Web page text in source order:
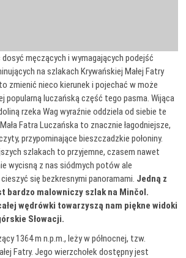
dosyć męczących i wymagających podejść
na szlakach Krywańskiej Małej Fatry
zmienić nieco kierunek i pojechać w może
popularną luczańską część tego pasma. Wijąca
rzeka Wag wyraźnie oddziela od siebie te
Fatra Luczańska to znacznie łagodniejsze,
przypominające bieszczadzkie połoniny.
szlakach to przyjemne, czasem nawet
wycisną z nas siódmych potów ale
się bezkresnymi panoramami. Jedną z
bardzo malowniczy szlak na Minčol.
wędrówki towarzyszą nam piękne widoki
Słowacji.
1364 m n.p.m., leży w północnej, tzw.
Fatry. Jego wierzchołek dostępny jest